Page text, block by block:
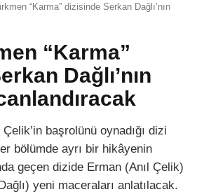
“Karma” dizisinde Serkan Dağlı’nın
“Karma”
Dağlı’nın
başrolünü oynadığı dizi
bölümde ayrı bir hikâyenin
geçen dizide Erman (Anıl Çelik)
yeni maceraları anlatılacak.